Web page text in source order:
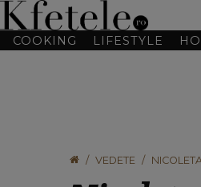
COOKING LIFESTYLE
VEDETE